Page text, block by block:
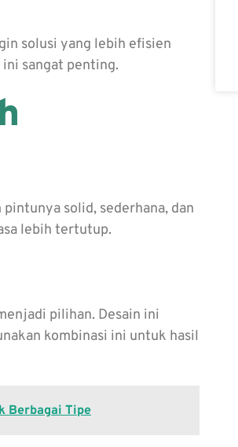
solusi yang lebih efisien
sangat penting.
solid, sederhana, dan
lebih tertutup.
pilihan. Desain ini
kombinasi ini untuk hasil
Berbagai Tipe